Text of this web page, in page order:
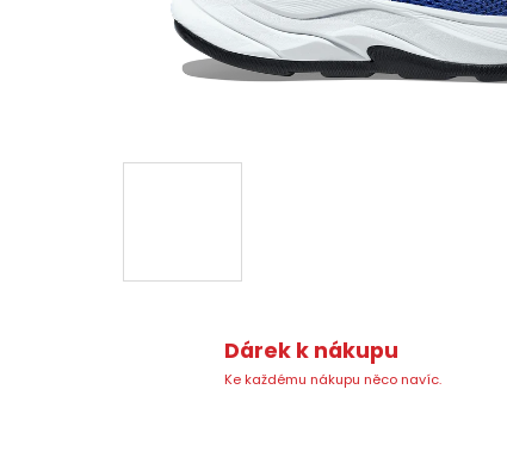
Dárek k nákupu
Ke každému nákupu něco navíc.